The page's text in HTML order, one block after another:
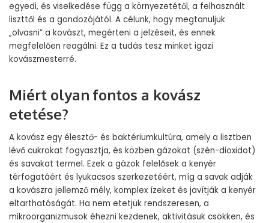
egyedi, és viselkedése függ a környezetétől, a felhasznált
liszttől és a gondozójától. A célunk, hogy megtanuljuk
„olvasni” a kovászt, megérteni a jelzéseit, és ennek
megfelelően reagálni. Ez a tudás tesz minket igazi
kovászmesterré.
Miért olyan fontos a kovász
etetése?
A kovász egy élesztő- és baktériumkultúra, amely a lisztben
lévő cukrokat fogyasztja, és közben gázokat (szén-dioxidot)
és savakat termel. Ezek a gázok felelősek a kenyér
térfogatáért és lyukacsos szerkezetéért, míg a savak adják
a kovászra jellemző mély, komplex ízeket és javítják a kenyér
eltarthatóságát. Ha nem etetjük rendszeresen, a
mikroorganizmusok éhezni kezdenek, aktivitásuk csökken, és